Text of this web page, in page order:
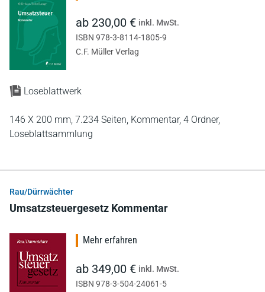
Loseblattwerk
146 X 200 mm, 7.234 Seiten, Kommentar, 4 Ordner,
Loseblattsammlung
ab 230,00 € inkl. MwSt.
ISBN 978-3-8114-1805-9
C.F. Müller Verlag
Rau/Dürrwächter
Umsatzsteuergesetz Kommentar
Mehr erfahren
ab 349,00 € inkl. MwSt.
ISBN 978-3-504-24061-5